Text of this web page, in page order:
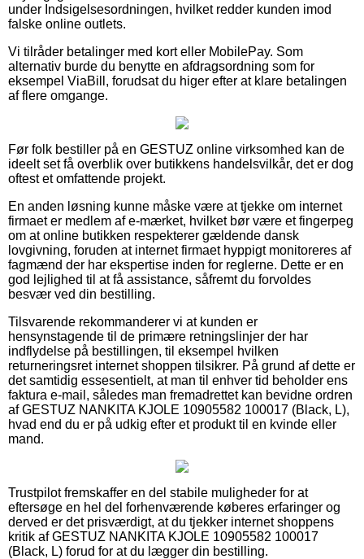
under Indsigelsesordningen, hvilket redder kunden imod
falske online outlets.
Vi tilråder betalinger med kort eller MobilePay. Som
alternativ burde du benytte en afdragsordning som for
eksempel ViaBill, forudsat du higer efter at klare betalingen
af flere omgange.
Før folk bestiller på en GESTUZ online virksomhed kan de
ideelt set få overblik over butikkens handelsvilkår, det er dog
oftest et omfattende projekt.
En anden løsning kunne måske være at tjekke om internet
firmaet er medlem af e-mærket, hvilket bør være et fingerpeg
om at online butikken respekterer gældende dansk
lovgivning, foruden at internet firmaet hyppigt monitoreres af
fagmænd der har ekspertise inden for reglerne. Dette er en
god lejlighed til at få assistance, såfremt du forvoldes
besvær ved din bestilling.
Tilsvarende rekommanderer vi at kunden er
hensynstagende til de primære retningslinjer der har
indflydelse på bestillingen, til eksempel hvilken
returneringsret internet shoppen tilsikrer. På grund af dette er
det samtidig essesentielt, at man til enhver tid beholder ens
faktura e-mail, således man fremadrettet kan bevidne ordren
af GESTUZ NANKITA KJOLE 10905582 100017 (Black, L),
hvad end du er på udkig efter et produkt til en kvinde eller
mand.
Trustpilot fremskaffer en del stabile muligheder for at
eftersøge en hel del forhenværende køberes erfaringer og
derved er det prisværdigt, at du tjekker internet shoppens
kritik af GESTUZ NANKITA KJOLE 10905582 100017
(Black, L) forud for at du lægger din bestilling.